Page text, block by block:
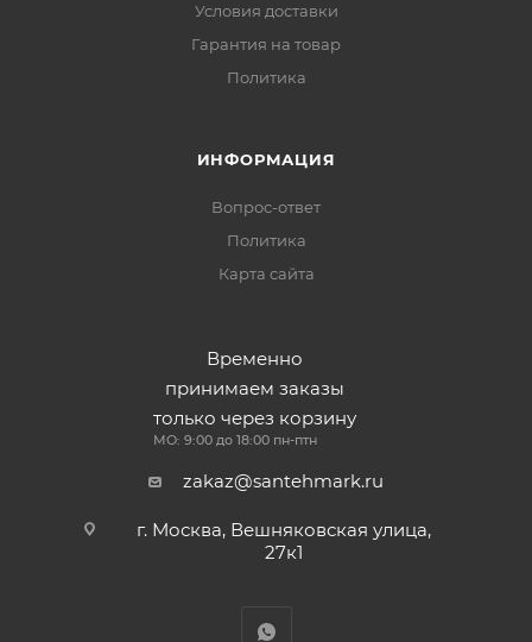
Условия доставки
Гарантия на товар
Политика
ИНФОРМАЦИЯ
Вопрос-ответ
Политика
Карта сайта
Временно
принимаем заказы
только через корзину
МО: 9:00 до 18:00 пн-птн
zakaz@santehmark.ru
г. Москва, Вешняковская улица,
27к1